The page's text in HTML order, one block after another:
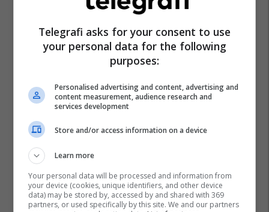
Telegrafi asks for your consent to use
your personal data for the following
purposes:
Personalised advertising and content, advertising and
content measurement, audience research and
services development
Store and/or access information on a device
Learn more
Your personal data will be processed and information from
your device (cookies, unique identifiers, and other device
data) may be stored by, accessed by and shared with 369
partners, or used specifically by this site. We and our partners